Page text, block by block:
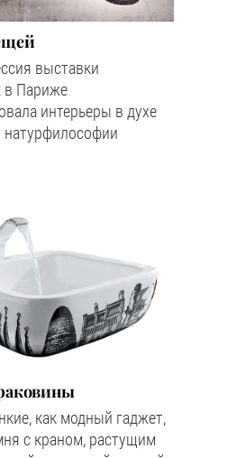
выставки
в Париже
интерьеры в духе
как модный гаджет,
с краном, растущим